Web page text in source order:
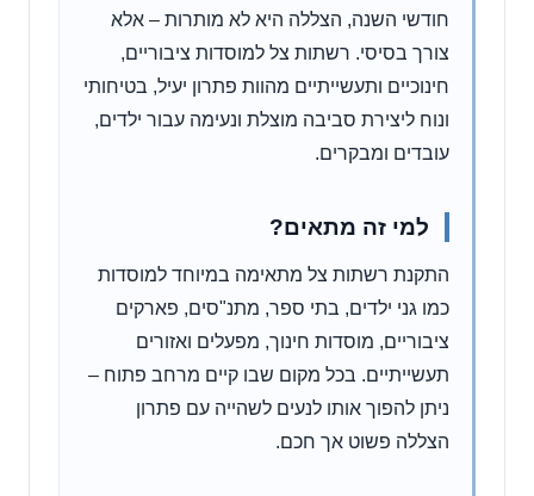
חודשי השנה, הצללה היא לא מותרות – אלא
צורך בסיסי. רשתות צל למוסדות ציבוריים,
חינוכיים ותעשייתיים מהוות פתרון יעיל, בטיחותי
ונוח ליצירת סביבה מוצלת ונעימה עבור ילדים,
עובדים ומבקרים.
למי זה מתאים?
התקנת רשתות צל מתאימה במיוחד למוסדות
כמו גני ילדים, בתי ספר, מתנ"סים, פארקים
ציבוריים, מוסדות חינוך, מפעלים ואזורים
תעשייתיים. בכל מקום שבו קיים מרחב פתוח –
ניתן להפוך אותו לנעים לשהייה עם פתרון
הצללה פשוט אך חכם.